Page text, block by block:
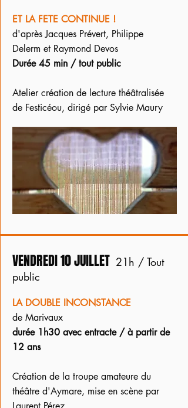
ET LA FETE CONTINUE !
d'après Jacques Prévert, Philippe
Delerm et Raymond Devos
Durée 45 min / tout public
Atelier création de lecture théâtralisée
de Festicéou, dirigé par Sylvie Maury
VENDREDI 10 JUILLET 21h / Tout
public
LA DOUBLE INCONSTANCE
de Marivaux
durée 1h30 avec entracte / à partir de
12 ans
Création de la troupe amateure du
théâtre d'Aymare, mise en scène par